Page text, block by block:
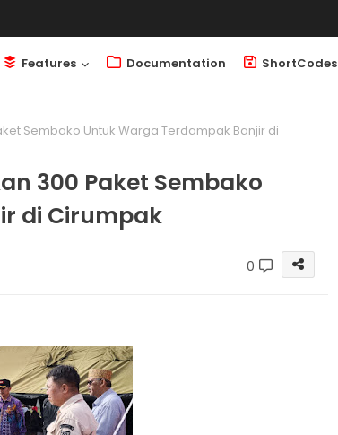
Features Documentation ShortCodes
Sembako Untuk Warga Terdampak Banjir di
300 Paket Sembako
di Cirumpak
0